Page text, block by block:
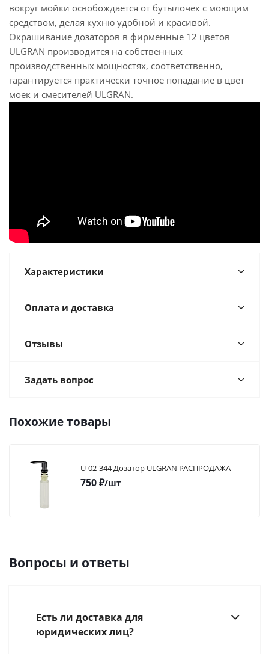
вокруг мойки освобождается от бутылочек с моющим
средством, делая кухню удобной и красивой.
Окрашивание дозаторов в фирменные 12 цветов
ULGRAN производится на собственных
производственных мощностях, соответственно,
гарантируется практически точное попадание в цвет
моек и смесителей ULGRAN.
Характеристики
Оплата и доставка
Отзывы
Задать вопрос
Похожие товары
U-02-344 Дозатор ULGRAN РАСПРОДАЖА
750₽/шт
Вопросы и ответы
Есть ли доставка для
юридических лиц?